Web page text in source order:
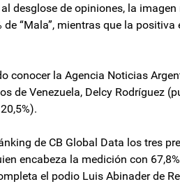
desglose de opiniones, la
de “Mala”, mientras que la
conocer la Agencia Noticias
de Venezuela, Delcy Rodríguez
de CB Global Data los tres
encabeza la medición con
el podio Luis Abinader de